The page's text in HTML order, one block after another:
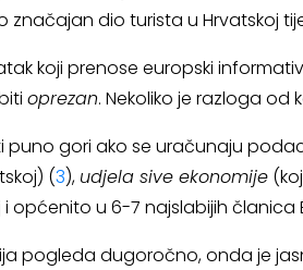
značajan dio turista u Hrvatskoj
koji prenose europski
oprezan. Nekoliko je razloga
puno gori ako se uračunaju
(3), udjela sive ekonomije
općenito u 6-7 najslabijih članica
pogleda dugoročno, onda je